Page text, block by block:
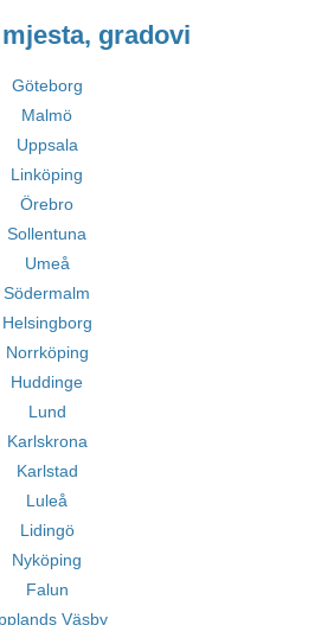
gradovi
Göteborg
Malmö
Uppsala
Linköping
Örebro
Sollentuna
Umeå
Södermalm
Helsingborg
Norrköping
Huddinge
Lund
Karlskrona
Karlstad
Luleå
Lidingö
Nyköping
Falun
Väsby